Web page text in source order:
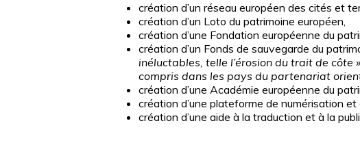
création d’un réseau européen des cités et
création d’un Loto du patrimoine européen,
création d’une Fondation européenne du
création d’un Fonds de sauvegarde du
inéluctables, telle l’érosion du trait de côte »
compris dans les pays du partenariat
création d’une Académie européenne du
création d’une plateforme de numérisation
création d’une aide à la traduction et à la